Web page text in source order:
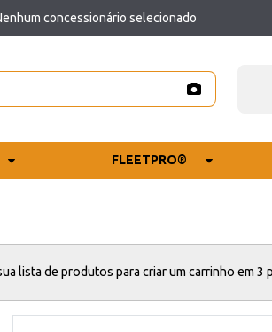
concessionário selecionado
FLEETPRO®
lista de produtos para criar um carrinho em 3